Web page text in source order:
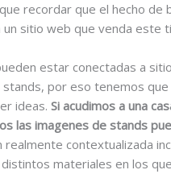
recordar que el hecho
sitio web que venda este
estar conectadas a
stands, por eso tenemos
ideas. Si acudimos a una
las imagenes de stands
realmente contextualizada
materiales en los